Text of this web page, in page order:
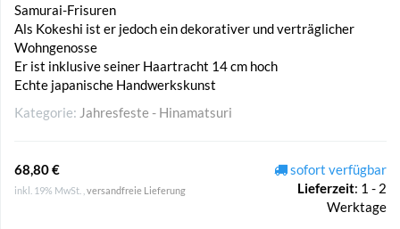
Samurai-Frisuren
Als Kokeshi ist er jedoch ein dekorativer und verträglicher
Wohngenosse
Er ist inklusive seiner Haartracht 14 cm hoch
Echte japanische Handwerkskunst
Kategorie: Jahresfeste - Hinamatsuri
68,80 €
inkl. 19% MwSt. , versandfreie Lieferung
sofort verfügbar
Lieferzeit: 1 - 2
Werktage